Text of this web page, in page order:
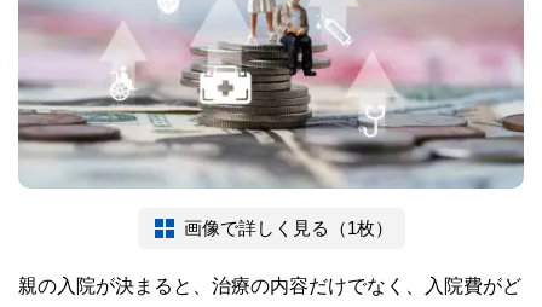
画像で詳しく見る（1枚）
親の入院が決まると、治療の内容だけでなく、入院費がど